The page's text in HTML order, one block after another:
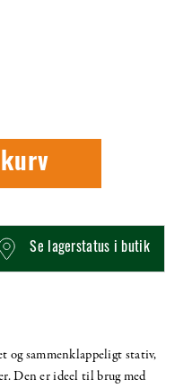
Se lagerstatus i butik
og sammenklappeligt stativ,
Den er ideel til brug med